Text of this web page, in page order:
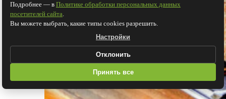
Подробнее — в Политике обработки персональных данных
посетителей сайта.
Вы можете выбрать, какие типы cookies разрешить.
Настройки
Отклонить
Принять все